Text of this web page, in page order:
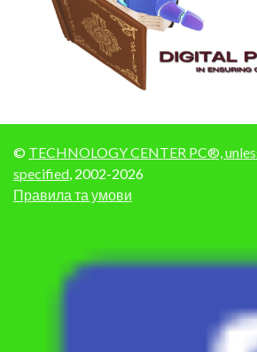
© TECHNOLOGY CENTER PC®,
specified, 2002-2026
Правила та умови